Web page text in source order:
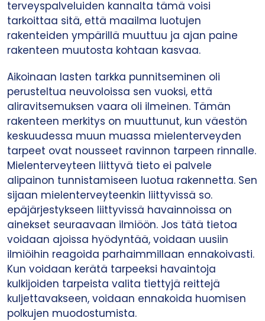
terveyspalveluiden kannalta tämä voisi
tarkoittaa sitä, että maailma luotujen
rakenteiden ympärillä muuttuu ja ajan paine
rakenteen muutosta kohtaan kasvaa.
Aikoinaan lasten tarkka punnitseminen oli
perusteltua neuvoloissa sen vuoksi, että
aliravitsemuksen vaara oli ilmeinen. Tämän
rakenteen merkitys on muuttunut, kun väestön
keskuudessa muun muassa mielenterveyden
tarpeet ovat nousseet ravinnon tarpeen rinnalle.
Mielenterveyteen liittyvä tieto ei palvele
alipainon tunnistamiseen luotua rakennetta. Sen
sijaan mielenterveyteenkin liittyvissä so.
epäjärjestykseen liittyvissä havainnoissa on
ainekset seuraavaan ilmiöön. Jos tätä tietoa
voidaan ajoissa hyödyntää, voidaan uusiin
ilmiöihin reagoida parhaimmillaan ennakoivasti.
Kun voidaan kerätä tarpeeksi havaintoja
kulkijoiden tarpeista valita tiettyjä reittejä
kuljettavakseen, voidaan ennakoida huomisen
polkujen muodostumista.